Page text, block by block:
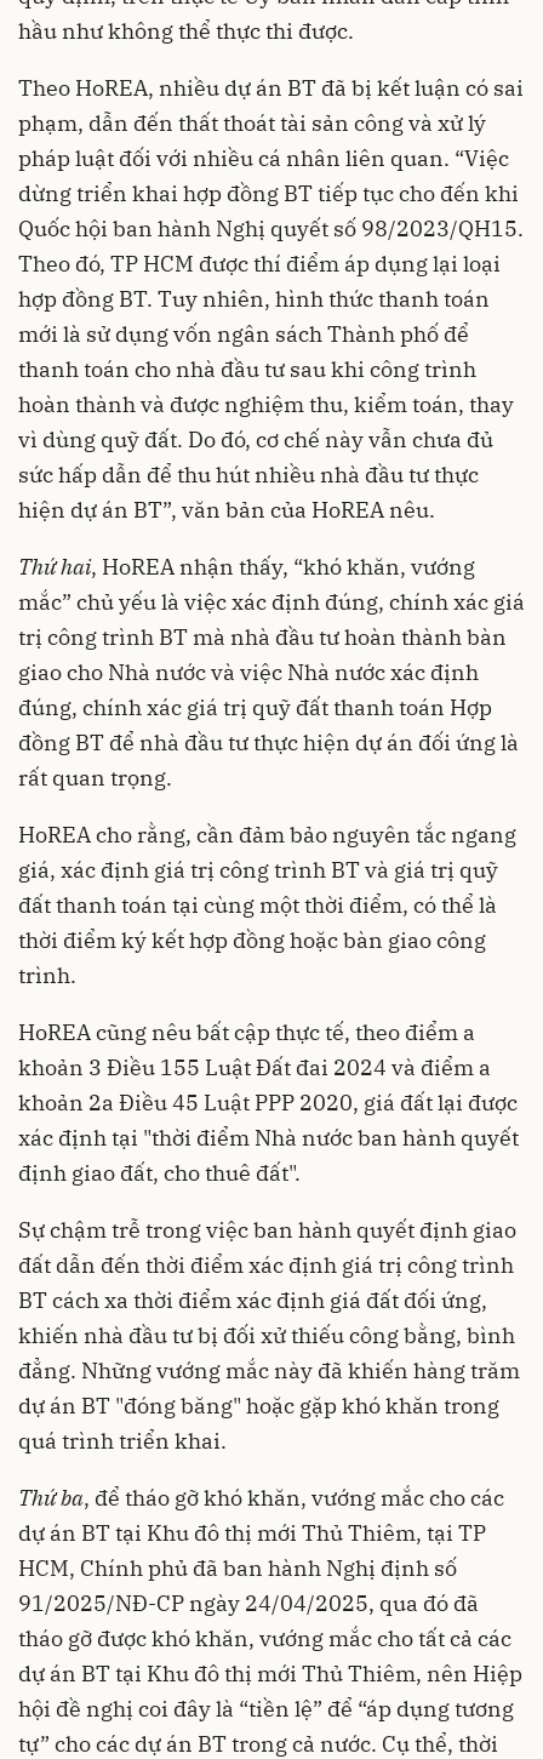
hầu như không thể thực thi được.
Theo HoREA, nhiều dự án BT đã bị kết luận có sai
phạm, dẫn đến thất thoát tài sản công và xử lý
pháp luật đối với nhiều cá nhân liên quan. “Việc
dừng triển khai hợp đồng BT tiếp tục cho đến khi
Quốc hội ban hành Nghị quyết số 98/2023/QH15.
Theo đó, TP HCM được thí điểm áp dụng lại loại
hợp đồng BT. Tuy nhiên, hình thức thanh toán
mới là sử dụng vốn ngân sách Thành phố để
thanh toán cho nhà đầu tư sau khi công trình
hoàn thành và được nghiệm thu, kiểm toán, thay
vì dùng quỹ đất. Do đó, cơ chế này vẫn chưa đủ
sức hấp dẫn để thu hút nhiều nhà đầu tư thực
hiện dự án BT”, văn bản của HoREA nêu.
Thứ hai, HoREA nhận thấy, “khó khăn, vướng
mắc” chủ yếu là việc xác định đúng, chính xác giá
trị công trình BT mà nhà đầu tư hoàn thành bàn
giao cho Nhà nước và việc Nhà nước xác định
đúng, chính xác giá trị quỹ đất thanh toán Hợp
đồng BT để nhà đầu tư thực hiện dự án đối ứng là
rất quan trọng.
HoREA cho rằng, cần đảm bảo nguyên tắc ngang
giá, xác định giá trị công trình BT và giá trị quỹ
đất thanh toán tại cùng một thời điểm, có thể là
thời điểm ký kết hợp đồng hoặc bàn giao công
trình.
HoREA cũng nêu bất cập thực tế, theo điểm a
khoản 3 Điều 155 Luật Đất đai 2024 và điểm a
khoản 2a Điều 45 Luật PPP 2020, giá đất lại được
xác định tại "thời điểm Nhà nước ban hành quyết
định giao đất, cho thuê đất".
Sự chậm trễ trong việc ban hành quyết định giao
đất dẫn đến thời điểm xác định giá trị công trình
BT cách xa thời điểm xác định giá đất đối ứng,
khiến nhà đầu tư bị đối xử thiếu công bằng, bình
đẳng. Những vướng mắc này đã khiến hàng trăm
dự án BT "đóng băng" hoặc gặp khó khăn trong
quá trình triển khai.
Thứ ba, để tháo gỡ khó khăn, vướng mắc cho các
dự án BT tại Khu đô thị mới Thủ Thiêm, tại TP
HCM, Chính phủ đã ban hành Nghị định số
91/2025/NĐ-CP ngày 24/04/2025, qua đó đã
tháo gỡ được khó khăn, vướng mắc cho tất cả các
dự án BT tại Khu đô thị mới Thủ Thiêm, nên Hiệp
hội đề nghị coi đây là “tiền lệ” để “áp dụng tương
tự” cho các dự án BT trong cả nước. Cụ thể, thời